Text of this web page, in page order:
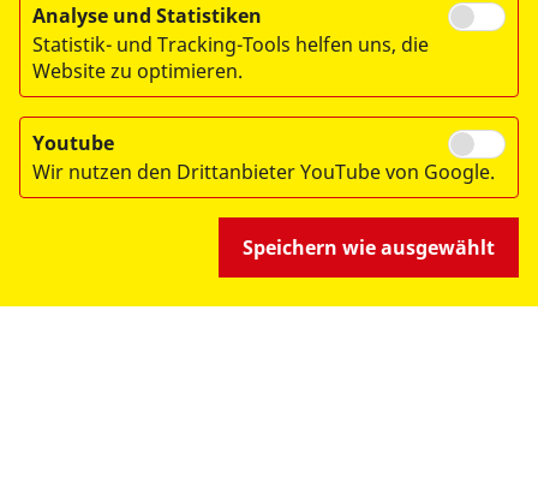
Analyse und Statistiken
Statistik- und Tracking-Tools helfen uns, die
Website zu optimieren.
Youtube
Wir nutzen den Drittanbieter YouTube von Google.
Speichern wie ausgewählt